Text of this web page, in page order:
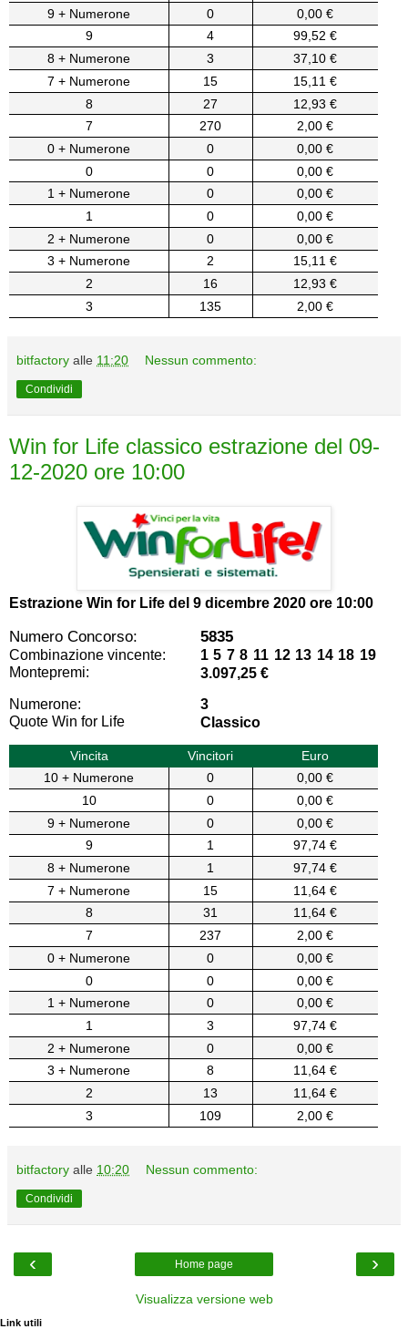
9 + Numerone
0
0,00 €
9
4
99,52 €
8 + Numerone
3
37,10 €
7 + Numerone
15
15,11 €
8
27
12,93 €
7
270
2,00 €
0 + Numerone
0
0,00 €
0
0
0,00 €
1 + Numerone
0
0,00 €
1
0
0,00 €
2 + Numerone
0
0,00 €
3 + Numerone
2
15,11 €
2
16
12,93 €
3
135 2,00 €
bitfactory alle 11:20 Nessun commento:
Condividi
Win for Life classico estrazione del 09-
12-2020 ore 10:00
Estrazione Win for Life del 9 dicembre 2020 ore 10:00
Numero Concorso: 5835
Combinazione vincente:
1 5 7 8 11 12 13 14 18 19
Montepremi:
3.097,25 €
Numerone:
3
Quote Win for Life
Classico
Vincita Vincitori
Euro
10 + Numerone
0
0,00 €
10
0
0,00 €
9 + Numerone
0
0,00 €
9
1
97,74 €
8 + Numerone
1
97,74 €
7 + Numerone
15
11,64 €
8
31
11,64 €
7
237
2,00 €
0 + Numerone
0
0,00 €
0
0
0,00 €
1 + Numerone
0
0,00 €
1
3
97,74 €
2 + Numerone
0
0,00 €
3 + Numerone
8
11,64 €
2
13
11,64 €
3
109 2,00 €
bitfactory alle 10:20 Nessun commento:
Condividi
‹ ›
Home page
Visualizza versione web
Link utili